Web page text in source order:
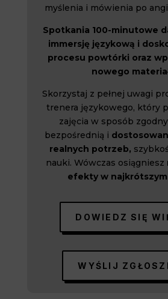
myślenia i mówienia po
Spotkania 100-minutowe
immersję językową i
procesu powtórki oraz
nowego
Skorzystaj z pełnej uwagi
trenera językowego, który
zajęcia w sposób
bezpośrednią i
realnych potrzeb,
nauki. Wówczas osiągniesz
efekty w najkrótszym
DOWIEDZ SIĘ
WYŚLIJ